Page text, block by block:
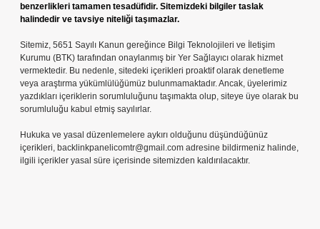
benzerlikleri tamamen tesadüfidir. Sitemizdeki bilgiler taslak
halindedir ve tavsiye niteliği taşımazlar.
Sitemiz, 5651 Sayılı Kanun gereğince Bilgi Teknolojileri ve İletişim
Kurumu (BTK) tarafından onaylanmış bir Yer Sağlayıcı olarak hizmet
vermektedir. Bu nedenle, sitedeki içerikleri proaktif olarak denetleme
veya araştırma yükümlülüğümüz bulunmamaktadır. Ancak, üyelerimiz
yazdıkları içeriklerin sorumluluğunu taşımakta olup, siteye üye olarak bu
sorumluluğu kabul etmiş sayılırlar.
Hukuka ve yasal düzenlemelere aykırı olduğunu düşündüğünüz
içerikleri, backlinkpanelicomtr@gmail.com adresine bildirmeniz halinde,
ilgili içerikler yasal süre içerisinde sitemizden kaldırılacaktır.